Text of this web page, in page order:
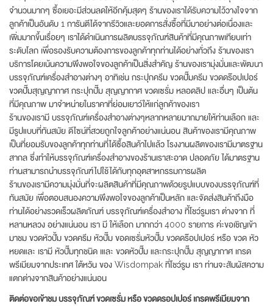
จำนวนมากๆ ซื้อเยอะมีส่วนลดให้อีกคุ้มสุดๆ ร้านของเราได้รับความไว้วางใจจาก
ลูกค้าเป็นอันดับ 1 การันตีได้จากรีวิวและยอดการสั่งซื้อที่มีมาอย่างต่อเนื่องและ
เพิ่มมากขึ้นเรื่อยๆ เราได้ดำเนินการผลิตบรรจุภัณฑ์สินค้าที่มีคุณภาพเทียบเท่า
ระดับโลก เพื่อรองรับความต้องการของลูกค้าทุกท่านได้อย่างทั่วถึง ร้านของเรา
บริการโดยเน้นความพึงพอใจของลูกค้าเป็นสิ่งสำคัญ ร้านของเรามุ่งมั่นและพัฒนา
บรรจุภัณฑ์เครื่องสำอางต่างๆ อาทิเช่น กระปุกครีม ขวดปั๊มครีม ขวดดร๊อปเปอร์
ขวดปั๊มสุญญากาศ กระปุกปั๊ม สุญญากาศ ขวดเซรั่ม หลอดลิป และอื่นๆ เป็นต้น
ที่มีคุณภาพ มาจำหน่ายในราคาที่ย่อมเยาว์ให้แก่ลูกค้าของเรา
ร้านของเรามี บรรจุภัณฑ์เครื่องสำอางต่างๆหลากหลายมากมายให้ท่านเลือก และ
มีรูปแบบที่ทันสมัย ดีไซน์ที่สวยถูกใจลูกค้าอย่างแน่นอน สินค้าของเรามีคุณภาพ
เป็นที่ยอมรับของลูกค้าทุกท่านที่ได้ซื้อสินค้าไปแล้ว โรงงานผลิตของเรามีมาตรฐาน
สากล ซึ่งทำให้บรรจุภัณฑ์เครื่องสำอางของร้านเราสะอาด ปลอดภัย ได้มาตรฐาน
ท่านสามารถนำบรรจุภัณฑ์ไปใช้ได้กับทุกอุตสาหกรรมการผลิต
ร้านของเรามีความมุ่งมั่นที่จะผลิตสินค้าที่มีคุณภาพด้วยรูปแบบของบรรจุภัณฑ์ที่
ทันสมัย เพื่อตอบสนองความพึงพอใจของลูกค้าเป็นหลัก และจัดส่งสินค้าถึงมือ
ท่านได้อย่างรวดเร็วผลิตภัณฑ์ บรรจุภัณฑ์เครื่องสำอาง ที้โชว์รูมเรา ต่างจาก ที่
หลานหลวง อย่างแน่นอน เรา มี ให้เลือก มากกว่า 4000 รายการ ค่ะขอเชิญเข้า
มาชม ขวดหัวปั้ม ขวดครีม หัวปั๊ม ขอดเซรั่มหัวปั๊ม ขวดดร๊อปเปอร์ หรือ ขวด หัว
หยดและ เรามี หัวปั๊มทุกชนิด เและ ขวดหัวปั๊ม และกระปุกปั๊ม สุญญากาศ เกรด
พรีเมียมจากประเทศ ใต้หวัน ของ Wisdompak ที่โชว์รูม เรา ท่านจะสัมผัสความ
แตกต่างจากสินค้าอย่างแน่นอน
ติดต่อขอเข้าชม บรรจุภัณฑ์ ขวดเซรั่ม หรือ ขวดดรอปเปอร์ เกรดพรีเมียมจาก